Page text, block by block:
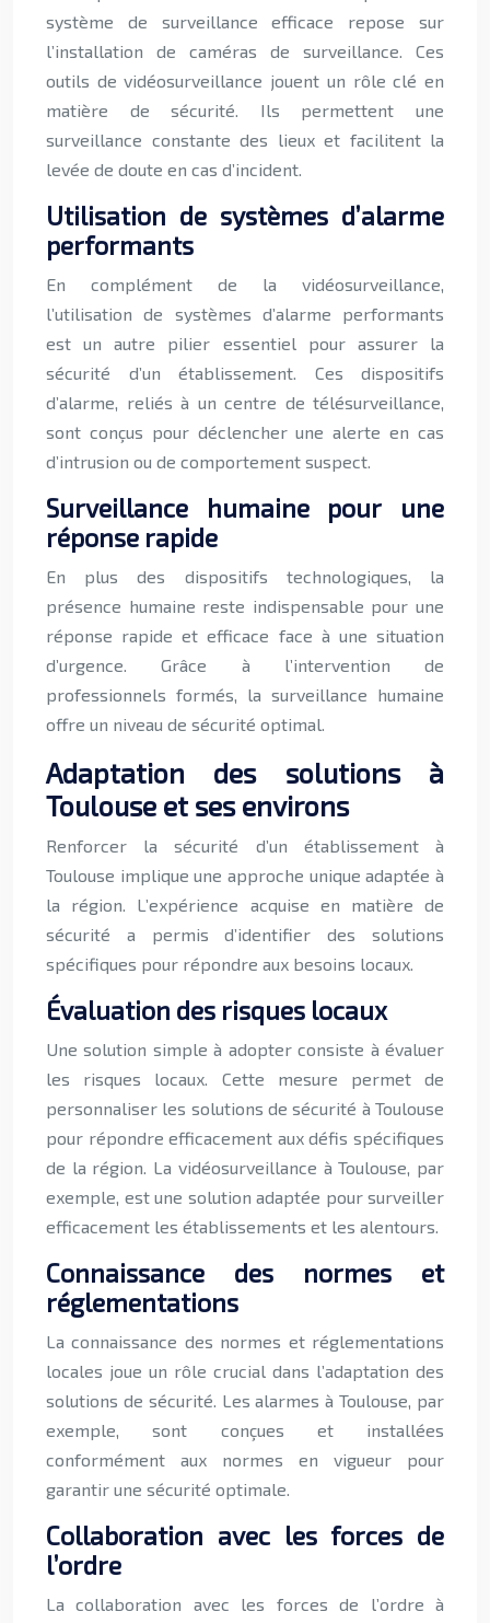
système de surveillance efficace repose sur
l’installation de caméras de surveillance. Ces
outils de vidéosurveillance jouent un rôle clé en
matière de sécurité. Ils permettent une
surveillance constante des lieux et facilitent la
levée de doute en cas d’incident.
Utilisation de systèmes d’alarme
performants
En complément de la vidéosurveillance,
l’utilisation de systèmes d’alarme performants
est un autre pilier essentiel pour assurer la
sécurité d’un établissement. Ces dispositifs
d’alarme, reliés à un centre de télésurveillance,
sont conçus pour déclencher une alerte en cas
d’intrusion ou de comportement suspect.
Surveillance humaine pour une
réponse rapide
En plus des dispositifs technologiques, la
présence humaine reste indispensable pour une
réponse rapide et efficace face à une situation
d’urgence. Grâce à l’intervention de
professionnels formés, la surveillance humaine
offre un niveau de sécurité optimal.
Adaptation des solutions à
Toulouse et ses environs
Renforcer la sécurité d’un établissement à
Toulouse implique une approche unique adaptée à
la région. L’expérience acquise en matière de
sécurité a permis d’identifier des solutions
spécifiques pour répondre aux besoins locaux.
Évaluation des risques locaux
Une solution simple à adopter consiste à évaluer
les risques locaux. Cette mesure permet de
personnaliser les solutions de sécurité à Toulouse
pour répondre efficacement aux défis spécifiques
de la région. La vidéosurveillance à Toulouse, par
exemple, est une solution adaptée pour surveiller
efficacement les établissements et les alentours.
Connaissance des normes et
réglementations
La connaissance des normes et réglementations
locales joue un rôle crucial dans l’adaptation des
solutions de sécurité. Les alarmes à Toulouse, par
exemple, sont conçues et installées
conformément aux normes en vigueur pour
garantir une sécurité optimale.
Collaboration avec les forces de
l’ordre
La collaboration avec les forces de l’ordre à